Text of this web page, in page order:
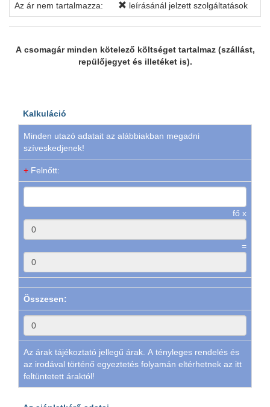
Az ár nem tartalmazza: leírásánál jelzett szolgáltatások
A csomagár minden kötelező költséget tartalmaz (szállást,
repülőjegyet és illetéket is).
Kalkuláció
Minden utazó adatait az alábbiakban megadni
szíveskedjenek!
+ Felnőtt:
fő x
=
Összesen:
Az árak tájékoztató jellegű árak. A tényleges rendelés és
az irodával történő egyeztetés folyamán eltérhetnek az itt
feltüntetett áraktól!